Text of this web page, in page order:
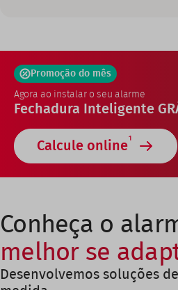
Promoção do mês
Agora ao instalar o seu alarme
Fechadura Inteligente
Calcule online1
Conheça o
melhor se
Desenvolvemos soluções